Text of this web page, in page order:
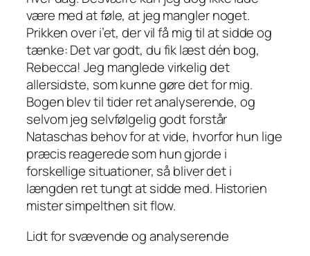
være med at føle, at jeg mangler noget.
Prikken over i’et, der vil få mig til at sidde og
tænke: Det var godt, du fik læst dén bog,
Rebecca! Jeg manglede virkelig det
allersidste, som kunne gøre det for mig.
Bogen blev til tider ret analyserende, og
selvom jeg selvfølgelig godt forstår
Nataschas behov for at vide, hvorfor hun lige
præcis reagerede som hun gjorde i
forskellige situationer, så bliver det i
længden ret tungt at sidde med. Historien
mister simpelthen sit flow.
Lidt for svævende og analyserende